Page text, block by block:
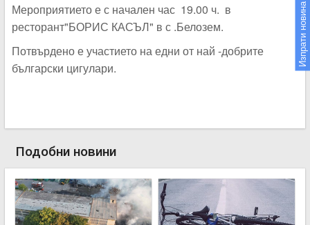
Мероприятието е с начален час 19.00 ч. в
ресторант"БОРИС КАСЪЛ" в с .Белозем.
Потвърдено е участието на едни от най -добрите
български цигулари.
Подобни новини
Изпрати новина